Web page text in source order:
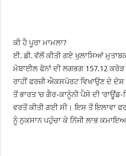
ਕੀ ਹੈ ਪੂਰਾ ਮਾਮਲਾ?
ਈ. ਡੀ. ਵੱਲੋਂ ਕੀਤੀ ਗਏ ਖੁਲਾਸਿਆਂ
ਮੋਬਾਈਲ ਫੋਨਾਂ ਦੀ ਲਗਭਗ 157.12
ਰਾਹੀਂ ਫਰਜ਼ੀ ਐਕਸਪੋਰਟ ਵਿਖਾਉਣ ਦੇ
ਤੋਂ ਭਾਰਤ ‘ਚ ਗੈਰ-ਕਾਨੂੰਨੀ ਪੈਸੇ ਦੀ
ਵਰਤੋਂ ਕੀਤੀ ਗਈ ਸੀ। ਇਸ ਤੋਂ ਇਲਾਵਾ
ਨੂੰ ਨੁਕਸਾਨ ਪਹੁੰਚਾ ਕੇ ਨਿੱਜੀ ਲਾਭ